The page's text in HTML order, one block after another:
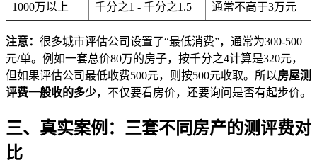
1000万以上 千分之1 - 千分之1.5 通常不高于3万元
注意： 很多城市评估公司设置了“最低消费”，通常为300-500
元/单。例如一套总价80万的房子，按千分之4计算是320元，
但如果评估公司最低收费500元，则按500元收取。所以房屋测
评费一般收的多少，不仅要看房价，还要询问是否有起步价。
三、真实案例：三套不同房产的测评费对
比